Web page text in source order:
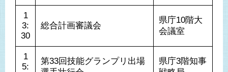
1
3:
30
総合計画審議会
県庁10階大
会議室
1
5:
第33回技能グランプリ出場
県庁3階知事